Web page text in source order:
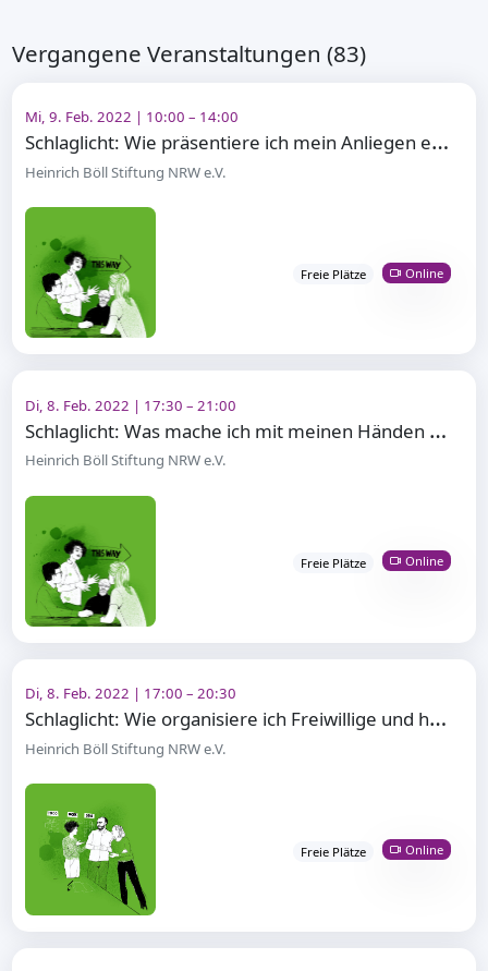
Vergangene Veranstaltungen (83)
Mi, 9. Feb. 2022 | 10:00 – 14:00
S
chlaglicht: Wie präsentiere ich mein Anliegen erfolgreich?
Heinrich Böll Stiftung NRW e.V.
Freie Plätze Online
Di, 8. Feb. 2022 | 17:30 – 21:00
S
chlaglicht: Was mache ich mit meinen Händen beim Sprechen?
Heinrich Böll Stiftung NRW e.V.
Freie Plätze Online
Di, 8. Feb. 2022 | 17:00 – 20:30
S
chlaglicht: Wie organisiere ich Freiwillige und halte sie bei Laune?
Heinrich Böll Stiftung NRW e.V.
Freie Plätze Online